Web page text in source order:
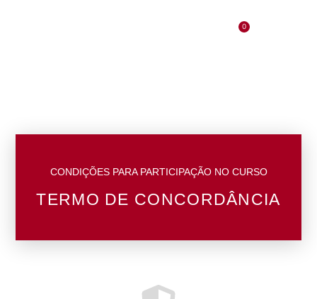
0
CONDIÇÕES PARA PARTICIPAÇÃO NO CURSO
TERMO DE CONCORDÂNCIA